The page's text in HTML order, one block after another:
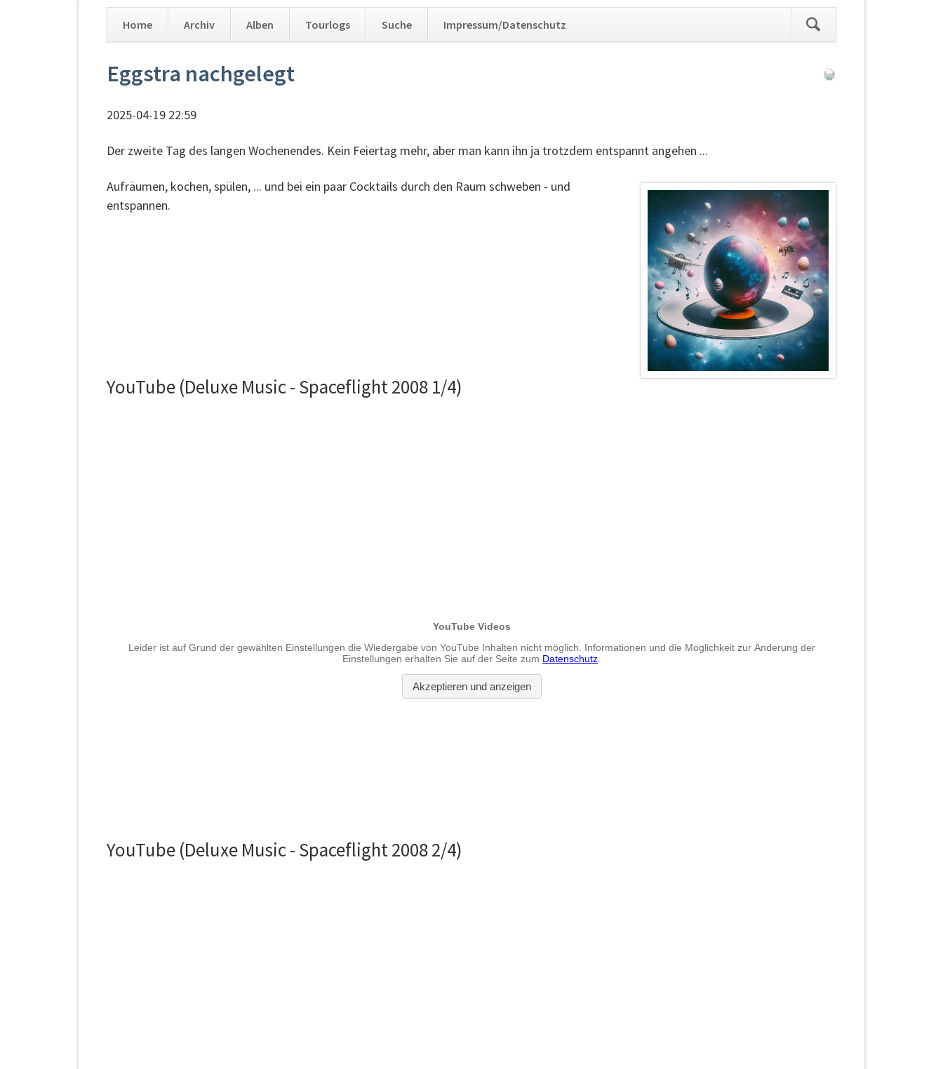
überspringen
Home Archiv Alben Tourlogs Suche Impressum/Datenschutz
überspringen
Eggstra nachgelegt
2025-04-19 22:59
Der zweite Tag des langen Wochenendes. Kein Feiertag mehr, aber man kann ihn ja trotzdem entspannt angehen ...
Aufräumen, kochen, spülen, ... und bei ein paar Cocktails durch den Raum schweben - und
entspannen.
YouTube (Deluxe Music - Spaceflight 2008 1/4)
YouTube (Deluxe Music - Spaceflight 2008 2/4)